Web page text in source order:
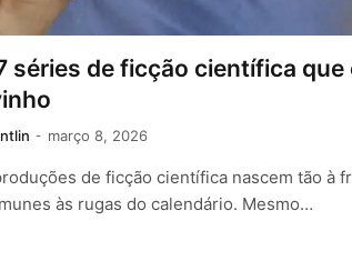
séries de ficção científica que
março 8, 2026
de ficção científica nascem tão à
às rugas do calendário. Mesmo…